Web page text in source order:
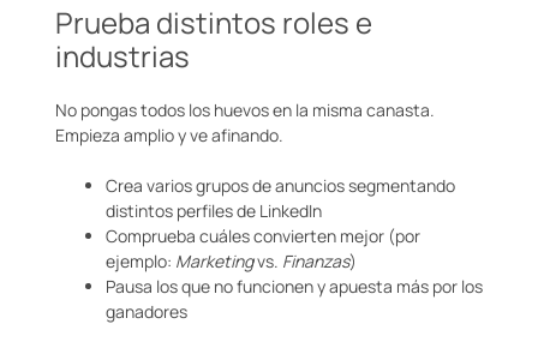
Prueba distintos roles e
industrias
No pongas todos los huevos en la misma canasta.
Empieza amplio y ve afinando.
Crea varios grupos de anuncios segmentando
distintos perfiles de LinkedIn
Comprueba cuáles convierten mejor (por
ejemplo: Marketingvs. Finanzas)
Pausa los que no funcionen y apuesta más por los
ganadores